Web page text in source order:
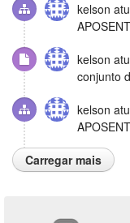
kelson
kelson
conjunto
kelson
Carregar mais